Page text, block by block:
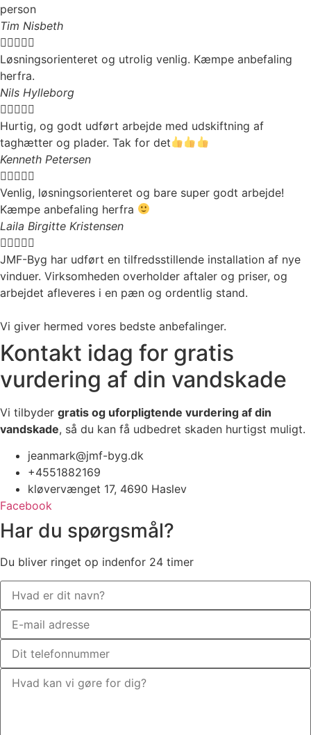
person
Tim Nisbeth

Løsningsorienteret og utrolig venlig. Kæmpe anbefaling
herfra.
Nils Hylleborg

Hurtig, og godt udført arbejde med udskiftning af
taghætter og plader. Tak for det
Kenneth Petersen

Venlig, løsningsorienteret og bare super godt arbejde!
Kæmpe anbefaling herfra
Laila Birgitte Kristensen

JMF-Byg har udført en tilfredsstillende installation af nye
vinduer. Virksomheden overholder aftaler og priser, og
arbejdet afleveres i en pæn og ordentlig stand.
Vi giver hermed vores bedste anbefalinger.
Kontakt idag for gratis
vurdering af din vandskade
Vi tilbyder gratis og uforpligtende vurdering af din
vandskade, så du kan få udbedret skaden hurtigst muligt.
jeanmark@jmf-byg.dk
+4551882169
kløvervænget 17, 4690 Haslev
Facebook
Har du spørgsmål?
Du bliver ringet op indenfor 24 timer